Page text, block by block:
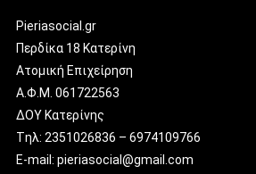
Pieriasocial.gr
Περδίκα 18 Κατερίνη
Ατομική Επιχείρηση
Α.Φ.Μ. 061722563
ΔΟΥ Κατερίνης
Tηλ: 2351026836 – 6974109766
E-mail: pieriasocial@gmail.com